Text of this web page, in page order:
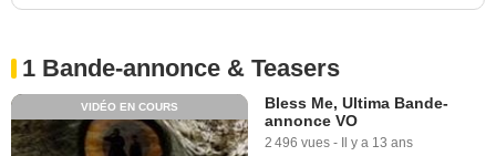
1 Bande-annonce & Teasers
VIDÉO EN COURS
Bless Me, Ultima Bande-
annonce VO
2 496 vues - Il y a 13 ans